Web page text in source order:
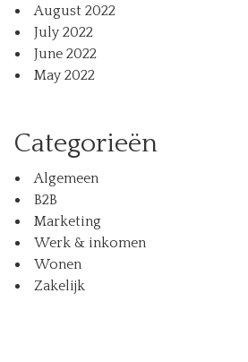
August 2022
July 2022
June 2022
May 2022
Categorieën
Algemeen
B2B
Marketing
Werk & inkomen
Wonen
Zakelijk